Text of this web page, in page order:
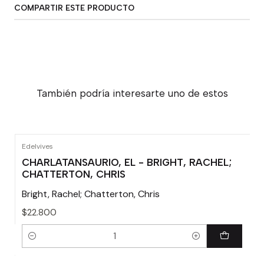
COMPARTIR ESTE PRODUCTO
También podría interesarte uno de estos
Edelvives
CHARLATANSAURIO, EL - BRIGHT, RACHEL;
CHATTERTON, CHRIS
Bright, Rachel; Chatterton, Chris
$22.800
Cantidad